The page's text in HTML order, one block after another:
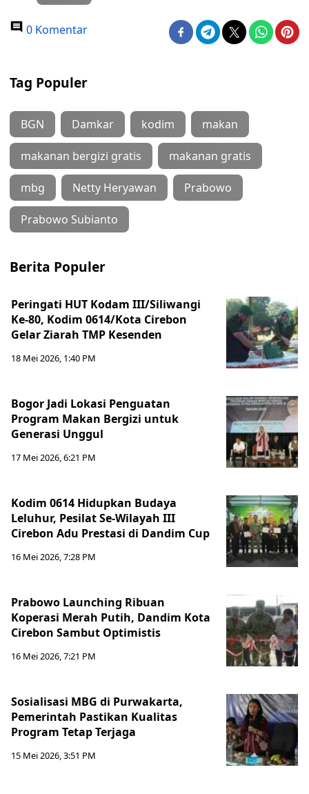
0 Komentar
Tag Populer
BGN Damkar kodim makan
makanan bergizi gratis makanan gratis
mbg Netty Heryawan Prabowo
Prabowo Subianto
Berita Populer
Peringati HUT Kodam III/Siliwangi
Ke-80, Kodim 0614/Kota Cirebon
Gelar Ziarah TMP Kesenden
18 Mei 2026, 1:40 PM
Bogor Jadi Lokasi Penguatan
Program Makan Bergizi untuk
Generasi Unggul
17 Mei 2026, 6:21 PM
Kodim 0614 Hidupkan Budaya
Leluhur, Pesilat Se-Wilayah III
Cirebon Adu Prestasi di Dandim Cup
16 Mei 2026, 7:28 PM
Prabowo Launching Ribuan
Koperasi Merah Putih, Dandim Kota
Cirebon Sambut Optimistis
16 Mei 2026, 7:21 PM
Sosialisasi MBG di Purwakarta,
Pemerintah Pastikan Kualitas
Program Tetap Terjaga
15 Mei 2026, 3:51 PM